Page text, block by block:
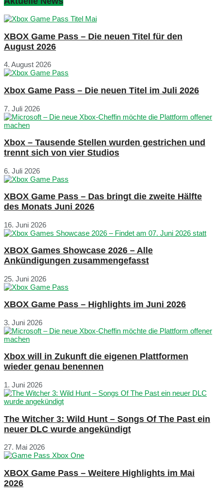
XBOX Game Pass – Die neuen Titel für den
August 2026
4. August 2026
Xbox Game Pass – Die neuen Titel im Juli 2026
7. Juli 2026
Xbox – Tausende Stellen wurden gestrichen und
trennt sich von vier Studios
6. Juli 2026
XBOX Game Pass – Das bringt die zweite Hälfte
des Monats Juni 2026
16. Juni 2026
XBOX Games Showcase 2026 – Alle
Ankündigungen zusammengefasst
25. Juni 2026
XBOX Game Pass – Highlights im Juni 2026
3. Juni 2026
Xbox will in Zukunft die eigenen Plattformen
wieder genau benennen
1. Juni 2026
The Witcher 3: Wild Hunt – Songs Of The Past ein
neuer DLC wurde angekündigt
27. Mai 2026
XBOX Game Pass – Weitere Highlights im Mai
2026